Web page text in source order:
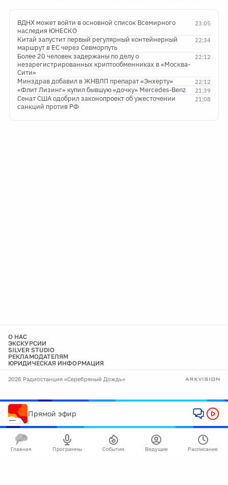
23:05
ВДНХ может войти в основной список Всемирного
наследия ЮНЕСКО
22:34
Китай запустит первый регулярный контейнерный
маршрут в ЕС через Севморпуть
22:12
Более 20 человек задержаны по делу о
незарегистрированных криптообменниках в «Москва-
Сити»
22:12
Минздрав добавил в ЖНВЛП препарат «Энхерту»
21:39
«Флит Лизинг» купил бывшую «дочку» Mercedes-Benz
21:08
Сенат США одобрил законопроект об ужесточении
санкций против РФ
О НАС
ЭКСКУРСИИ
SILVER STUDIO
РЕКЛАМОДАТЕЛЯМ
ЮРИДИЧЕСКАЯ ИНФОРМАЦИЯ
2026 Радиостанция «Серебряный Дождь»
Прямой эфир
Главная Программы События Ведущие Расписание